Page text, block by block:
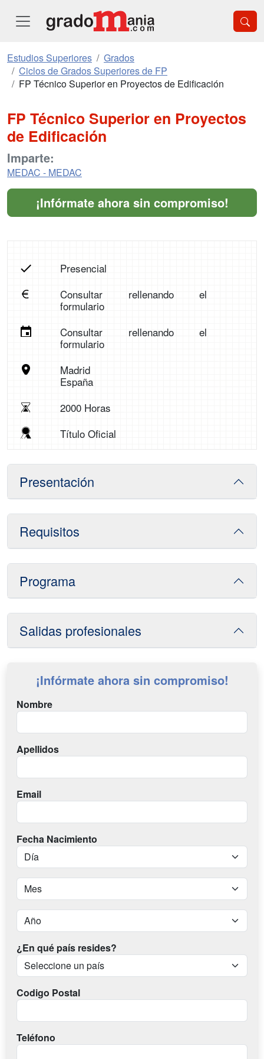
Estudios Superiores
Grados
Ciclos de Grados Superiores de FP
FP Técnico Superior en Proyectos de Edificación
FP Técnico Superior en Proyectos
de Edificación
Imparte:
MEDAC - MEDAC
¡Infórmate ahora sin compromiso!
Presencial
Consultar rellenando el
formulario
Consultar rellenando el
formulario
Madrid
España
2000 Horas
Título Oficial
Presentación
Requisitos
Programa
Salidas profesionales
¡Infórmate ahora sin compromiso!
Nombre
Apellidos
Email
Fecha Nacimiento
¿En qué país resides?
Codigo Postal
Teléfono